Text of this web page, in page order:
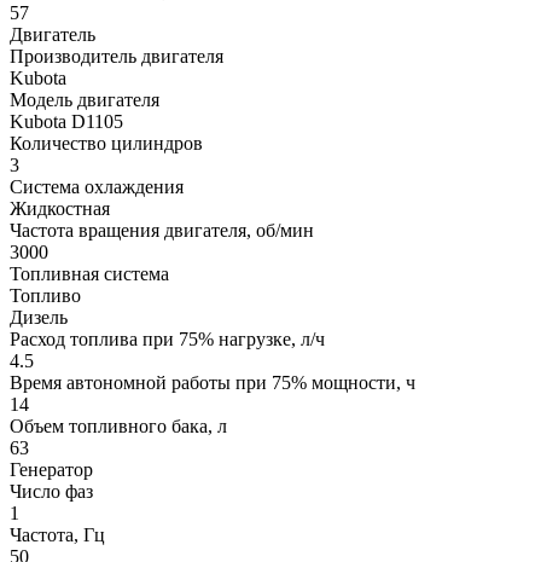
57
Двигатель
Производитель двигателя
Kubota
Модель двигателя
Kubota D1105
Количество цилиндров
3
Система охлаждения
Жидкостная
Частота вращения двигателя, об/мин
3000
Топливная система
Топливо
Дизель
Расход топлива при 75% нагрузке, л/ч
4.5
Время автономной работы при 75% мощности, ч
14
Объем топливного бака, л
63
Генератор
Число фаз
1
Частота, Гц
50